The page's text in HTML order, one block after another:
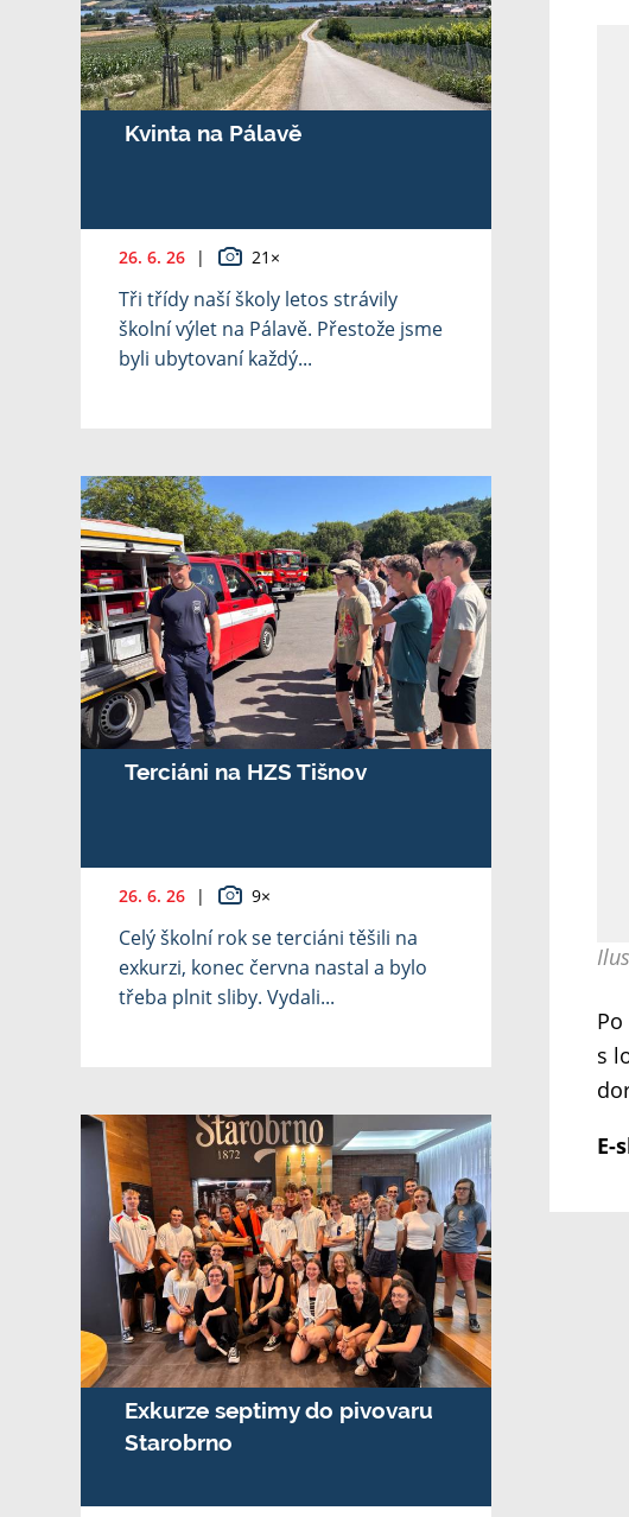
s
E-
Kvinta na Pálavě
26. 6. 26 | 21×
Tři třídy naší školy letos strávily
školní výlet na Pálavě. Přestože jsme
byli ubytovaní každý...
Terciáni na HZS Tišnov
26. 6. 26 | 9×
Celý školní rok se terciáni těšili na
exkurzi, konec června nastal a bylo
třeba plnit sliby. Vydali...
Exkurze septimy do pivovaru
Starobrno